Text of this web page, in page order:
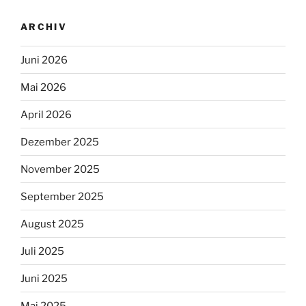
ARCHIV
Juni 2026
Mai 2026
April 2026
Dezember 2025
November 2025
September 2025
August 2025
Juli 2025
Juni 2025